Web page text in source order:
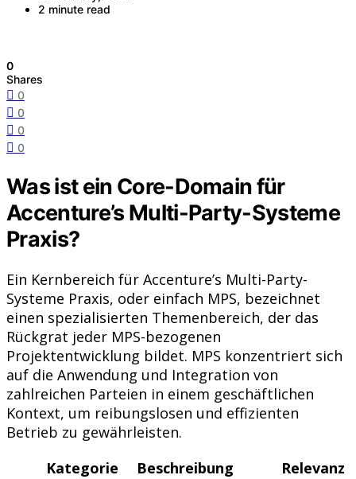
2 minute read
0
Shares
0
0
0
0
Was ist ein Core-Domain für
Accenture’s Multi-Party-Systeme
Praxis?
Ein Kernbereich für Accenture’s Multi-Party-
Systeme Praxis, oder einfach MPS, bezeichnet
einen spezialisierten Themenbereich, der das
Rückgrat jeder MPS-bezogenen
Projektentwicklung bildet. MPS konzentriert sich
auf die Anwendung und Integration von
zahlreichen Parteien in einem geschäftlichen
Kontext, um reibungslosen und effizienten
Betrieb zu gewährleisten.
Kategorie
Beschreibung Relevanz